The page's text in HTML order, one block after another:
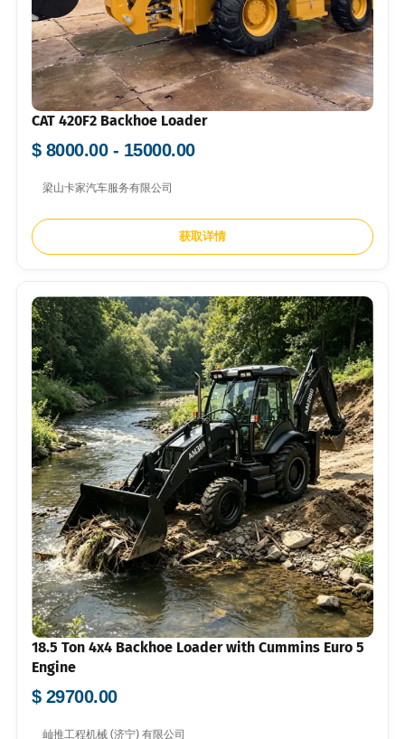
CAT 420F2 Backhoe Loader
$ 8000.00 - 15000.00
梁山卡家汽车服务有限公司
获取详情
18.5 Ton 4x4 Backhoe Loader with Cummins Euro 5
Engine
$ 29700.00
屾推工程机械 (济宁) 有限公司